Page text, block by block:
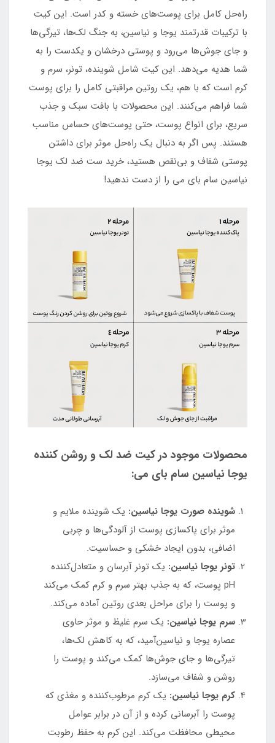
راه‌حل کامل برای پوست‌های خسته و کدر است. این کیت
با ترکیبات قدرتمند یوجا و نیاسین، به جنگ لک‌ها، تیرگی‌ها
و جای جوش‌ها می‌رود و پوستی درخشان و یکدست را به
شما هدیه می‌دهد. این کیت شامل شوینده، تونر، سرم و
کرم است که با هم، یک روتین مراقبتی کامل را برای پوست
شما فراهم می‌کنند. این محصولات با بافت سبک و جذب
سریع، برای انواع پوست، حتی پوست‌های حساس مناسب
هستند. پس اگر به دنبال یک راه‌حل موثر برای داشتن
پوستی شفاف و بی‌نقص هستید، خرید ست ضد لک یوجا
نیاسین سام بای می را از دست ندهید!
محصولات موجود در کیت ضد لک و روشن کننده
یوجا نیاسین سام بای می:
شوینده صورت یوجا نیاسین: یک شوینده ملایم و
موثر برای پاکسازی پوست از آلودگی‌ها و چربی
اضافی، بدون ایجاد خشکی و حساسیت.
تونر یوجا نیاسین: یک تونر آبرسان و متعادل‌کننده
pH پوست، که به جذب بهتر سرم و کرم کمک می‌کند
و پوست را برای مراحل بعدی روتین آماده می‌کند.
سرم یوجا نیاسین: یک سرم غلیظ و موثر حاوی
عصاره یوجا و نیاسین‌آمید، که به کاهش لک‌ها،
تیرگی‌ها و جای جوش‌ها کمک می‌کند و پوست را
روشن و شفاف می‌سازد.
کرم یوجا نیاسین: یک کرم مرطوب‌کننده و مغذی که
پوست را آبرسانی کرده و از آن در برابر عوامل
محیطی محافظت می‌کند. این کرم به حفظ رطوبت